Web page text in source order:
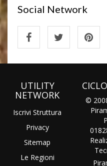
Social Network
UTILITY
NETWORK
Iscrivi Struttura
Privacy
Sitemap
Le Regioni
©